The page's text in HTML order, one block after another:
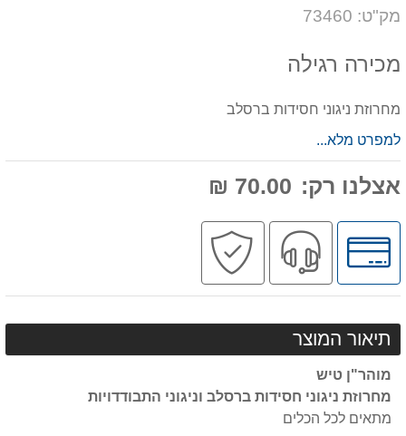
מק"ט: 73460
מכירה רגילה
מחרוזת ניגוני חסידות ברסלב
למפרט מלא...
אצלנו רק: 70.00 ₪
לחץ
לאפשרויות
תשלומים
שירות
מקצועי
תיאור המוצר
מוהר"ן טיש
מחרוזת ניגוני חסידות ברסלב וניגוני התבודדויות
מתאים לכל הכלים